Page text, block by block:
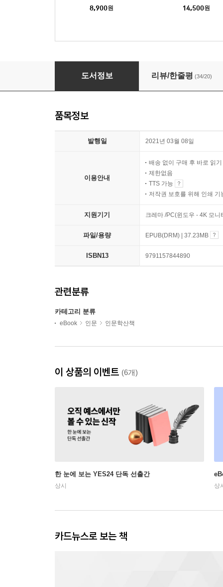
8,900원 14,500원
누구 먼저 살려야 할까?
도서정보 리뷰/한줄평 (34/20)
품목정보
발행일 2021년 03월 08일
이용안내
배송 없이 구매 후 바로 읽기
제한없음
TTS 가능
저작권 보호를 위해 인쇄 기
지원기기 크레마 /PC(윈도우 - 4K 모
파일/용량 EPUB(DRM) | 37.23MB
ISBN13 9791157844890
관련분류
카테고리 분류
eBook 인문 인문학산책
이 상품의 이벤트 (6개)
한 눈에 보는 YES24 단독 선출간
상시 상
카드뉴스로 보는 책